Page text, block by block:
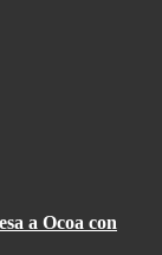
a Ocoa con